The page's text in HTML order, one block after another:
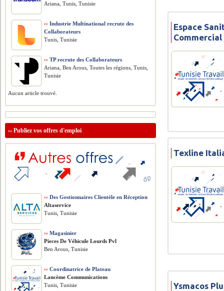
Espace
Commercial
Texline
Ysmacos
Ariana, Tunis, Tunisie
›› Industrie Multinational recrute des
Collaborateurs
Tunis, Tunisie
›› TP recrute des Collaborateurs
Ariana, Ben Arous, Toutes les régions, Tunis,
Tunisie
Aucun article trouvé.
››Publiez vos offres d'emploi
›› Des Gestionnaires Clientèle en Réception
Altaservice
Tunis, Tunisie
›› Magasinier
Pieces De Véhicule Lourds Pvl
Ben Arous, Tunisie
›› Coordinatrice de Plateau
Lancème Communications
Tunis, Tunisie